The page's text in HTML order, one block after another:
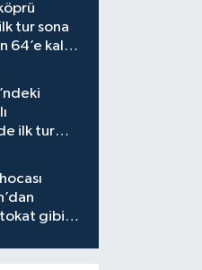
tur sona
64’e kalan
ilk tur
gibi